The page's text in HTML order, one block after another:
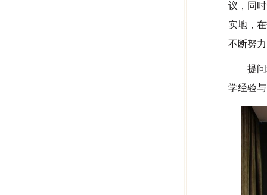
议，同
实地，
不断努
提
学经验